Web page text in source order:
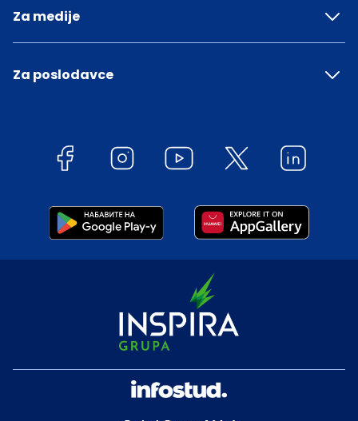
Za medije
Za poslodavce